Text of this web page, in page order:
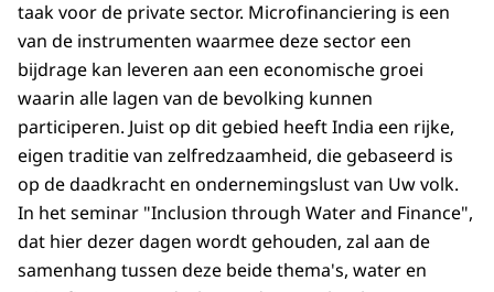
taak voor de private sector. Microfinanciering is een
van de instrumenten waarmee deze sector een
bijdrage kan leveren aan een economische groei
waarin alle lagen van de bevolking kunnen
participeren. Juist op dit gebied heeft India een rijke,
eigen traditie van zelfredzaamheid, die gebaseerd is
op de daadkracht en ondernemingslust van Uw volk.
In het seminar "Inclusion through Water and Finance",
dat hier dezer dagen wordt gehouden, zal aan de
samenhang tussen deze beide thema's, water en